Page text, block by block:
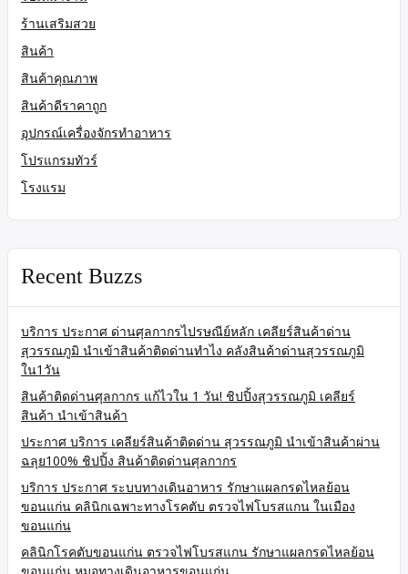
ร้านเสริมสวย
สินค้า
สินค้าคุณภาพ
สินค้าดีราคาถูก
อุปกรณ์เครื่องจักรทำอาหาร
โปรแกรมทัวร์
โรงแรม
Recent Buzzs
บริการ ประกาศ ด่านศุลกากรไปรษณีย์หลัก เคลียร์สินค้าด่าน
สุวรรณภูมิ นำเข้าสินค้าติดด่านทำไง คลังสินค้าด่านสุวรรณภูมิ
ใน1วัน
สินค้าติดด่านศุลกากร แก้ไวใน 1 วัน! ชิปปิ้งสุวรรณภูมิ เคลียร์
สินค้า นำเข้าสินค้า
ประกาศ บริการ เคลียร์สินค้าติดด่าน สุวรรณภูมิ นำเข้าสินค้าผ่าน
ฉลุย100% ชิปปิ้ง สินค้าติดด่านศุลกากร
บริการ ประกาศ ระบบทางเดินอาหาร รักษาแผลกรดไหลย้อน
ขอนแก่น คลินิกเฉพาะทางโรคตับ ตรวจไฟโบรสแกน ในเมือง
ขอนแก่น
คลินิกโรคตับขอนแก่น ตรวจไฟโบรสแกน รักษาแผลกรดไหลย้อน